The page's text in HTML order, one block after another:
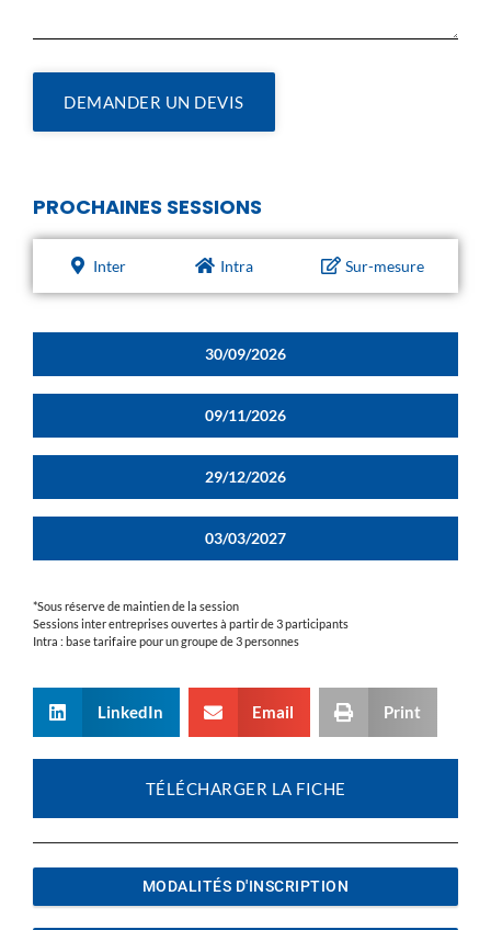
DEMANDER UN DEVIS
PROCHAINES SESSIONS
Inter Intra Sur-mesure
30/09/2026
09/11/2026
29/12/2026
03/03/2027
*Sous réserve de maintien de la session
Sessions inter entreprises ouvertes à partir de 3 participants
Intra : base tarifaire pour un groupe de 3 personnes
LinkedIn Email Print
TÉLÉCHARGER LA FICHE
MODALITÉS D'INSCRIPTION